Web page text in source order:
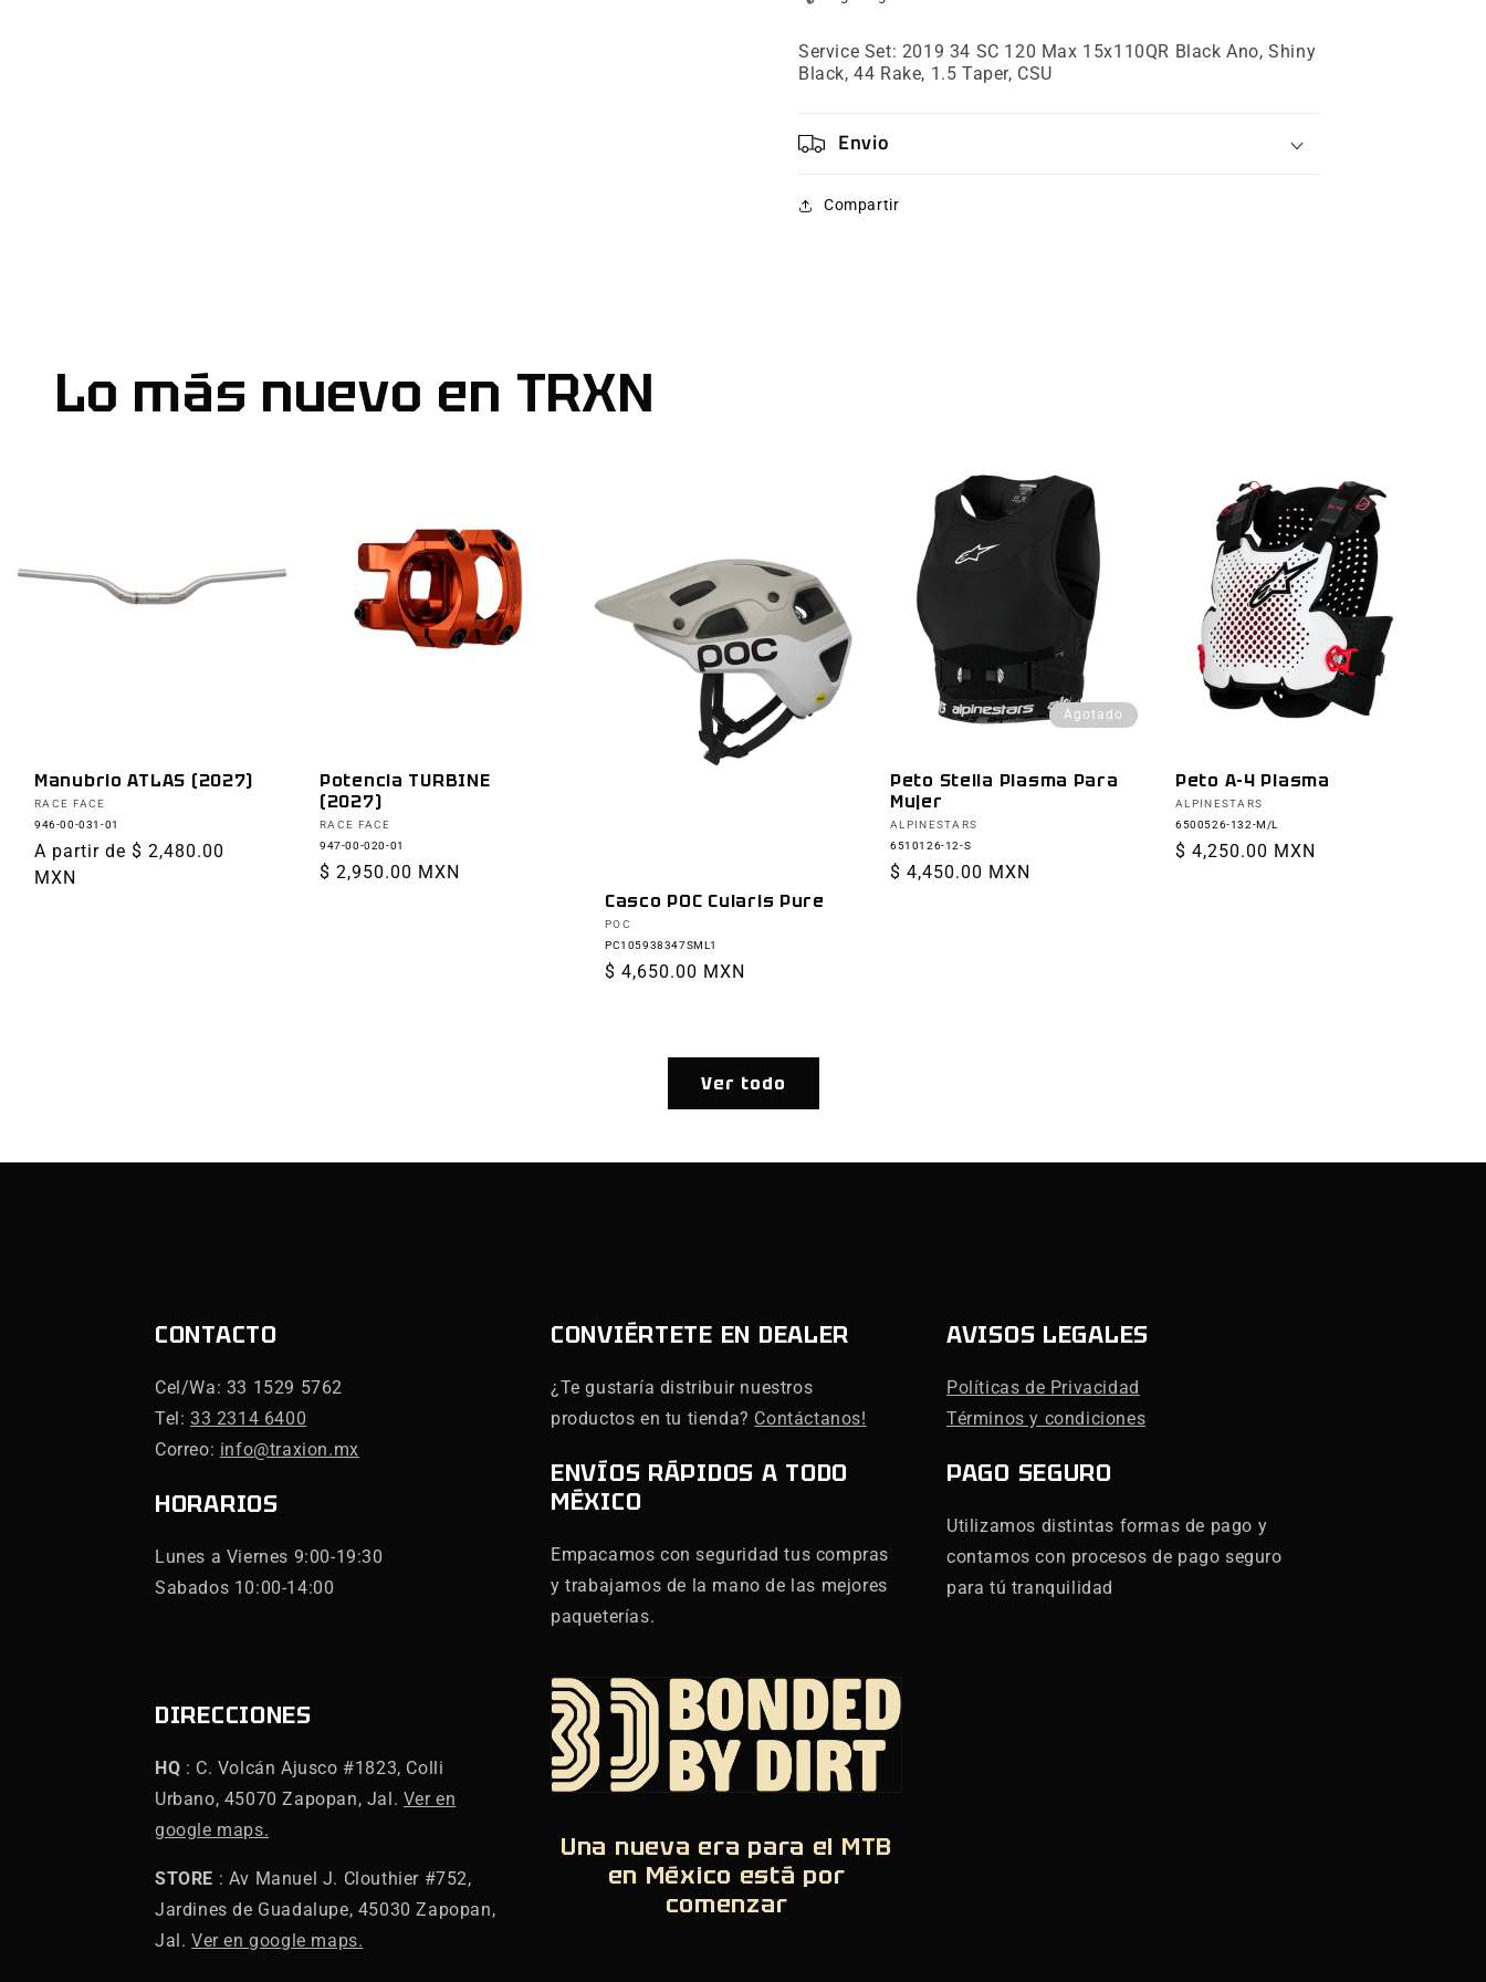
Black
Ano,
Shiny
44
Rake,
Taper,
Black
Ano,
Shiny
Service Set: 2019 34 SC 120 Max 15x110QR Black Ano, Shiny
Black, 44 Rake, 1.5 Taper, CSU
Envio
Compartir
Lo más nuevo en TRXN
Manubrio ATLAS (2027)
Proveedor:
RACE FACE
946-00-031-01
Precio
habitual
A partir de $ 2,480.00
MXN
Potencia TURBINE
(2027)
Proveedor:
RACE FACE
947-00-020-01
Precio
$ 2,950.00 MXN
Casco POC Cularis Pure
Proveedor:
POC
PC105938347SML1
Precio
$ 4,650.00 MXN
Agotado
Peto Stella Plasma Para
Mujer
Proveedor:
ALPINESTARS
6510126-12-S
Precio
$ 4,450.00 MXN
Peto A-4 Plasma
Proveedor:
ALPINESTARS
6500526-132-M/L
Precio
$ 4,250.00 MXN
Ver todo
CONTACTO
Cel/Wa: 33 1529 5762
Tel: 33 2314 6400
Correo: info@traxion.mx
HORARIOS
Lunes a Viernes 9:00-19:30
Sabados 10:00-14:00
CONVIÉRTETE EN DEALER
¿Te gustaría distribuir nuestros
productos en tu tienda? Contáctanos!
ENVÍOS RÁPIDOS A TODO
MÉXICO
Empacamos con seguridad tus compras
y trabajamos de la mano de las mejores
paqueterías.
AVISOS LEGALES
Políticas de Privacidad
Términos y condiciones
PAGO SEGURO
Utilizamos distintas formas de pago y
contamos con procesos de pago seguro
para tú tranquilidad
DIRECCIONES
HQ : C. Volcán Ajusco #1823, Colli
Urbano, 45070 Zapopan, Jal. Ver en
google maps.
STORE : Av Manuel J. Clouthier #752,
Jardines de Guadalupe, 45030 Zapopan,
Jal. Ver en google maps.
Una nueva era para el MTB
en México está por
comenzar